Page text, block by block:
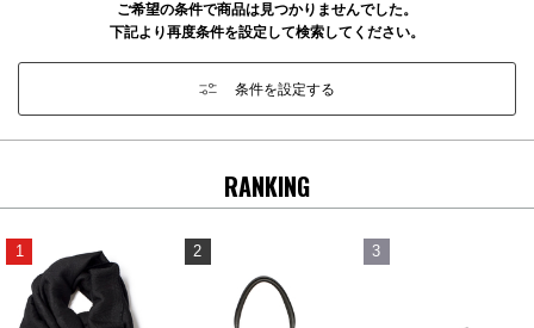
ご希望の条件で商品は見つかりませんでした。
下記より再度条件を設定して検索してください。
条件を設定する
RANKING
1 2 3